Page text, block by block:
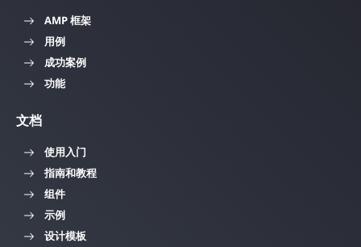
AMP 框架
用例
成功案例
功能
文档
使用入门
指南和教程
组件
示例
设计模板